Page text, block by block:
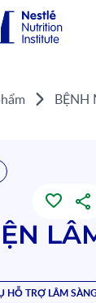
BỆNH
HỖ TRỢ LÂM